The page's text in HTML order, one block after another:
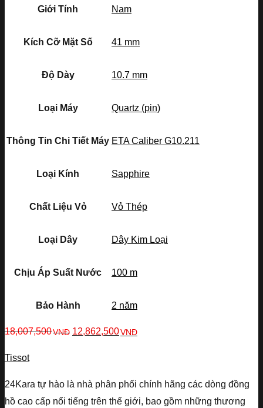
Giới Tính Nam
Kích Cỡ Mặt Số 41 mm
Độ Dày 10.7 mm
Loại Máy Quartz (pin)
Thông Tin Chi Tiết Máy ETA Caliber G10.211
Loại Kính Sapphire
Chất Liệu Vỏ Vỏ Thép
Loại Dây Dây Kim Loại
Chịu Áp Suất Nước 100 m
Bảo Hành 2 năm
18,007,500VNĐ 12,862,500VNĐ
Tissot
24Kara tự hào là nhà phân phối chính hãng các dòng đồng
hồ cao cấp nổi tiếng trên thế giới, bao gồm những thương